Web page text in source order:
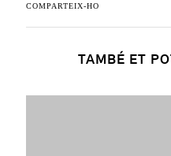
COMPARTEIX-HO
TAMBÉ ET